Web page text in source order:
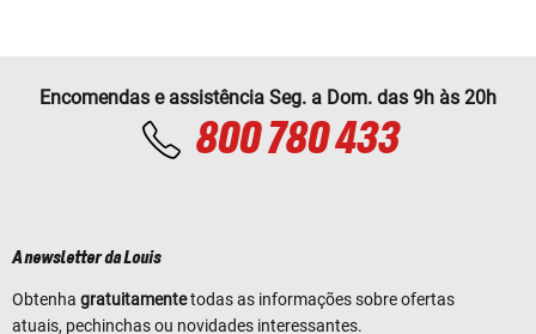
Encomendas e assistência Seg. a Dom. das 9h às 20h
800 780 433
A newsletter da Louis
Obtenha gratuitamentetodas as informações sobre ofertas
atuais, pechinchas ou novidades interessantes.